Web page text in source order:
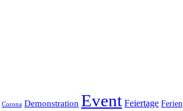
Corona Demonstration Event Feiertage Ferien